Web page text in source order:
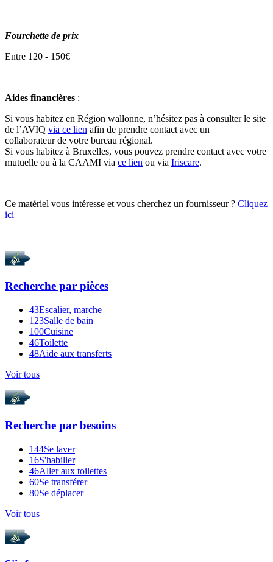
Fourchette de prix
Entre 120 - 150€
Aides financières :
Si vous habitez en Région wallonne, n’hésitez pas à consulter le site
de l’AVIQ via ce lien afin de prendre contact avec un
collaborateur de votre bureau régional.
Si vous habitez à Bruxelles, vous pouvez prendre contact avec votre
mutuelle ou à la CAAMI via ce lien ou via Iriscare.
Ce matériel vous intéresse et vous cherchez un fournisseur ? Cliquez
ici
Recherche par pièces
43Escalier, marche
123Salle de bain
100Cuisine
46Toilette
48Aide aux transferts
Voir tous
Recherche par besoins
144Se laver
16S'habiller
46Aller aux toilettes
60Se transférer
80Se déplacer
Voir tous